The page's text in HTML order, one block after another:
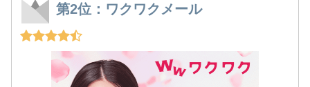
第2位：ワクワクメール